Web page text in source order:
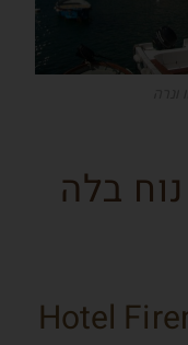
בלה
Hotel